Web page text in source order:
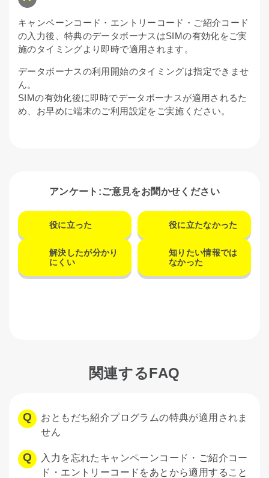
キャンペーンコード・エントリーコード・ご紹介コード
の入力後、特典のデータボーナスはSIMの有効化をご実
施のタイミングより即時で適用されます。
データボーナスの利用開始のタイミングは指定できませ
ん。
SIMの有効化後に即時でデータボーナスが適用されるた
め、お早めに端末のご利用設定をご実施ください。
アンケート:ご意見をお聞かせください
役に立った 役に立たなかった
解決したが分かり
にくい
知りたい情報では
なかった
関連するFAQ
おともだち紹介プログラムの特典が適用されま
せん
入力を忘れたキャンペーンコード・ご紹介コー
ド・エントリーコードをあとから適用すること